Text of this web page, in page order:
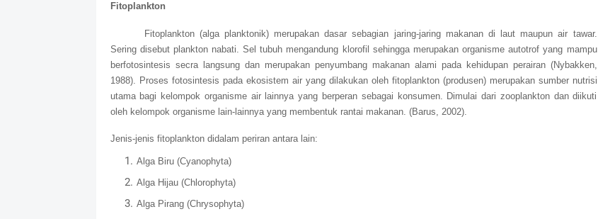
Fitoplankton
Fitoplankton (alga planktonik) merupakan dasar sebagian jaring-jaring makanan di laut maupun air tawar.
Sering disebut plankton nabati. Sel tubuh mengandung klorofil sehingga merupakan organisme autotrof yang mampu
berfotosintesis secra langsung dan merupakan penyumbang makanan alami pada kehidupan perairan (Nybakken,
1988). Proses fotosintesis pada ekosistem air yang dilakukan oleh fitoplankton (produsen) merupakan sumber nutrisi
utama bagi kelompok organisme air lainnya yang berperan sebagai konsumen. Dimulai dari zooplankton dan diikuti
oleh kelompok organisme lain-lainnya yang membentuk rantai makanan. (Barus, 2002).
Jenis-jenis fitoplankton didalam periran antara lain:
Alga Biru (Cyanophyta)
Alga Hijau (Chlorophyta)
Alga Pirang (Chrysophyta)